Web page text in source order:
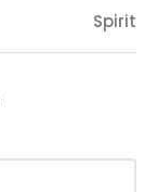
Spirit